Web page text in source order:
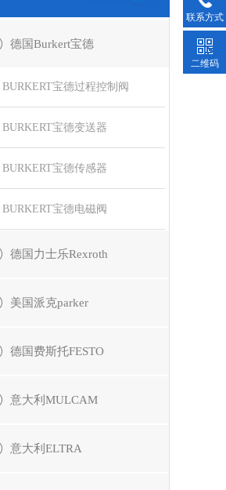
德国Burkert宝德
BURKERT宝德过程控制阀
BURKERT宝德变送器
BURKERT宝德传感器
BURKERT宝德电磁阀
德国力士乐Rexroth
美国派克parker
德国费斯托FESTO
意大利MULCAM
意大利ELTRA
联系方式
二维码